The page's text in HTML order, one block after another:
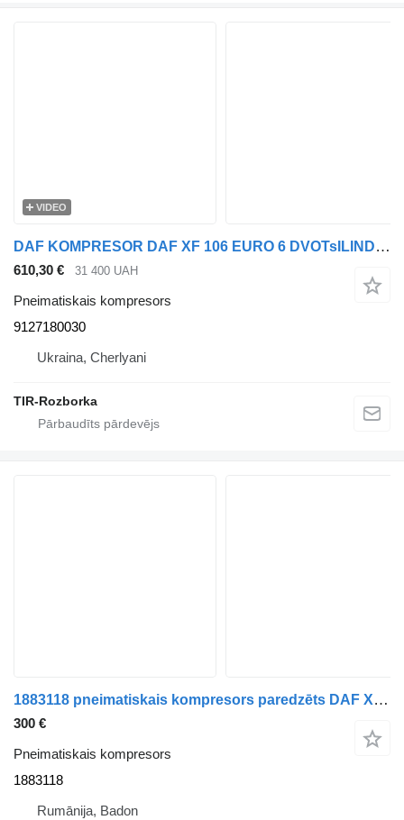
VIDEO
DAF KOMPRESOR DAF XF 106 EURO 6 DVOTsILINDROVIY ZI ShKIVOM 9127180030 pneimatiskais kompresors paredzēts DAF XF, XF106 vilcēja
610,30 € 31 400 UAH
Pneimatiskais kompresors
9127180030
Ukraina, Cherlyani
TIR-Rozborka
1883118 pneimatiskais kompresors paredzēts DAF XF106 vilcēja
300 €
Pneimatiskais kompresors
1883118
Rumānija, Badon